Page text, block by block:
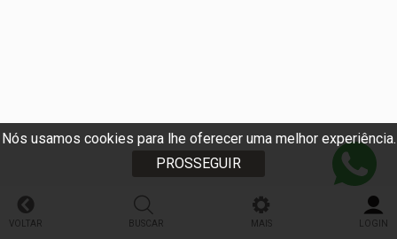
Nós usamos cookies para lhe oferecer uma melhor experiência.
PROSSEGUIR
VOLTAR BUSCAR MAIS LOGIN